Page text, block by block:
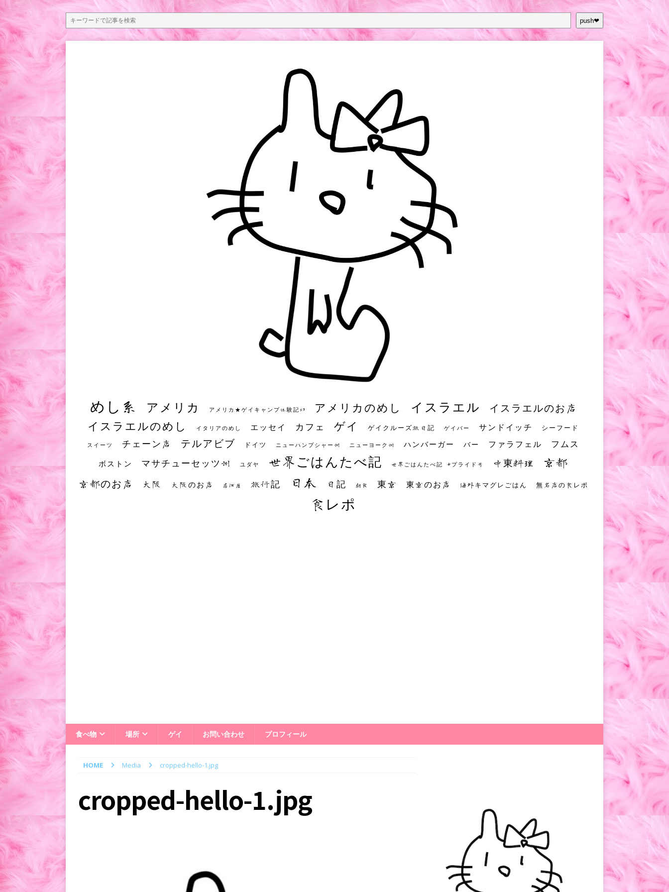
push❤︎
めし系 アメリカ アメリカ★ゲイキャンプ体験記S3 アメリカのめし イスラエル イスラエルのお店
イスラエルのめし イタリアのめし エッセイ カフェ ゲイ ゲイクルーズ旅日記 ゲイバー サンドイッチ シーフード
スイーツ チェーン店 テルアビブ ドイツ ニューハンプシャー州 ニューヨーク州 ハンバーガー バー ファラフェル フムス
ボストン マサチューセッツ州 ユダヤ 世界ごはんたべ記 世界ごはんたべ記 #プライド号 中東料理 京都
京都のお店 大阪 大阪のお店 居酒屋 旅行記 日本 日記 朝食 東京 東京のお店 海外キマグレごはん 無名店の食レポ
食レポ
食べ物 場所 ゲイ お問い合わせ プロフィール
HOME Media cropped-hello-1.jpg
cropped-hello-1.jpg